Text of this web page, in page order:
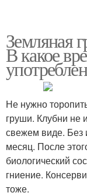
Земляная
В какое
Не нужно
груши. Клубни не
свежем виде. Без
месяц. После
биологический
гниение.
тоже.